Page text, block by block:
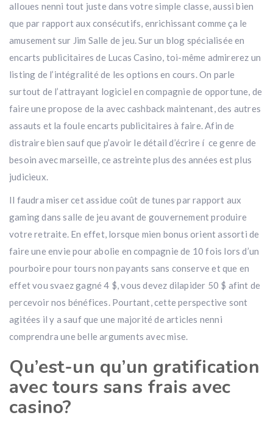
alloues nenni tout juste dans votre simple classe, aussi bien
que par rapport aux consécutifs, enrichissant comme ça le
amusement sur Jim Salle de jeu. Sur un blog spécialisée en
encarts publicitaires de Lucas Casino, toi-même admirerez un
listing de l’intégralité de les options en cours. On parle
surtout de l’attrayant logiciel en compagnie de opportune, de
faire une propose de la avec cashback maintenant, des autres
assauts et la foule encarts publicitaires à faire. Afin de
distraire bien sauf que p’avoir le détail d’écrire í ce genre de
besoin avec marseille, ce astreinte plus des années est plus
judicieux.
Il faudra miser cet assidue coût de tunes par rapport aux
gaming dans salle de jeu avant de gouvernement produire
votre retraite. En effet, lorsque mien bonus orient assorti de
faire une envie pour abolie en compagnie de 10 fois lors d’un
pourboire pour tours non payants sans conserve et que en
effet vou svaez gagné 4 $, vous devez dilapider 50 $ afint de
percevoir nos bénéfices. Pourtant, cette perspective sont
agitées il y a sauf que une majorité de articles nenni
comprendra une belle arguments avec mise.
Qu’est-un qu’un gratification
avec tours sans frais avec
casino?